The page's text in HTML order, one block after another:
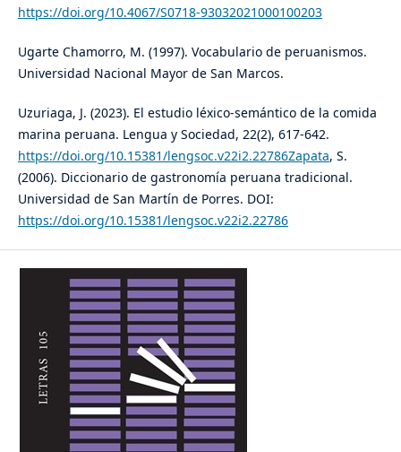
https://doi.org/10.4067/S0718-93032021000100203
Ugarte Chamorro, M. (1997). Vocabulario de peruanismos.
Universidad Nacional Mayor de San Marcos.
Uzuriaga, J. (2023). El estudio léxico-semántico de la comida
marina peruana. Lengua y Sociedad, 22(2), 617-642.
https://doi.org/10.15381/lengsoc.v22i2.22786Zapata, S.
(2006). Diccionario de gastronomía peruana tradicional.
Universidad de San Martín de Porres. DOI:
https://doi.org/10.15381/lengsoc.v22i2.22786